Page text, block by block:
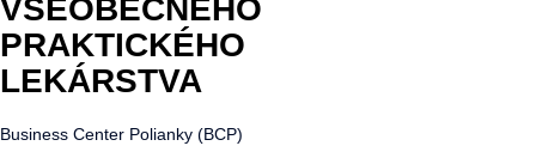
VŠEOBECNÉHO
PRAKTICKÉHO
LEKÁRSTVA
Business Center Polianky (BCP)